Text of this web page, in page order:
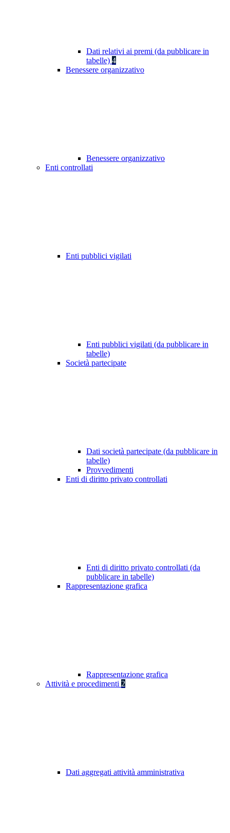
Dati relativi ai premi (da pubblicare in
tabelle) 4
Benessere organizzativo
Benessere organizzativo
Enti controllati
Enti pubblici vigilati
Enti pubblici vigilati (da pubblicare in
tabelle)
Società partecipate
Dati società partecipate (da pubblicare in
tabelle)
Provvedimenti
Enti di diritto privato controllati
Enti di diritto privato controllati (da
pubblicare in tabelle)
Rappresentazione grafica
Rappresentazione grafica
Attività e procedimenti 2
Dati aggregati attività amministrativa